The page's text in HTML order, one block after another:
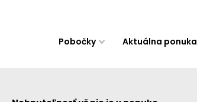
Pobočky Aktuálna ponuka